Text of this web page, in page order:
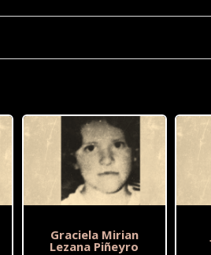
Graciela Mirian
Lezana Piñeyro